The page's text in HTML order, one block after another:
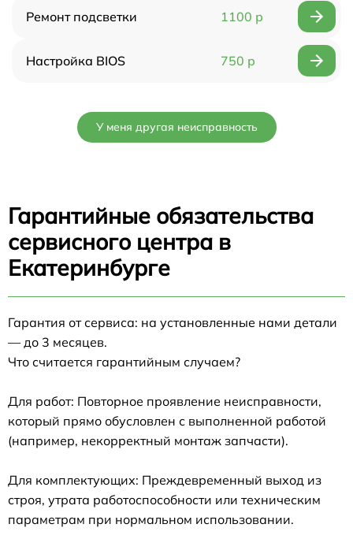
Ремонт подсветки 1100 р
Настройка BIOS 750 р
У меня другая неисправность
Гарантийные обязательства
сервисного центра в
Екатеринбурге
Гарантия от сервиса: на установленные нами детали
— до 3 месяцев.
Что считается гарантийным случаем?
Для работ: Повторное проявление неисправности,
который прямо обусловлен с выполненной работой
(например, некорректный монтаж запчасти).
Для комплектующих: Преждевременный выход из
строя, утрата работоспособности или техническим
параметрам при нормальном использовании.